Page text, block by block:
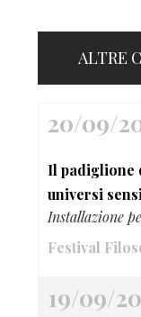
ALTRE
20/09/
Il padiglione
universi
Installazione
Festival
19/09/